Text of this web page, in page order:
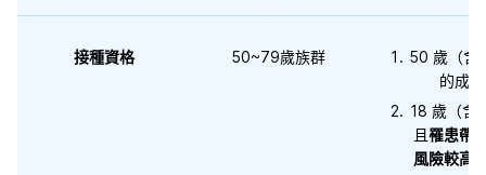
接種資格 50~79歲族群
50 歲（含
的成
18 歲（含
且罹患帶
風險較高